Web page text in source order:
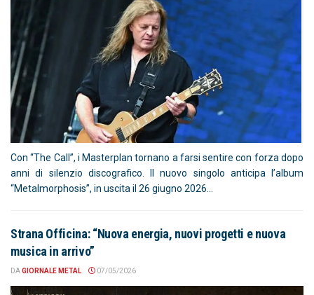
Con “The Call”, i Masterplan tornano a farsi sentire con forza dopo
anni di silenzio discografico. Il nuovo singolo anticipa l’album
“Metalmorphosis”, in uscita il 26 giugno 2026...
Strana Officina: “Nuova energia, nuovi progetti e nuova
musica in arrivo”
DAGIORNALE METAL 07/05/2026